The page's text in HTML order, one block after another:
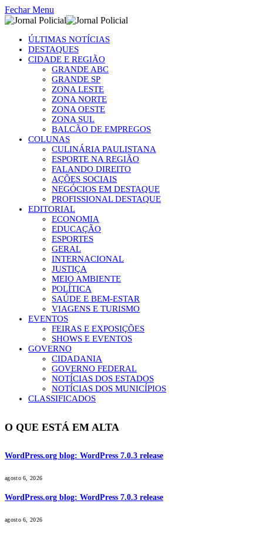
Fechar Menu
ÚLTIMAS NOTÍCIAS
DESTAQUES
CIDADE E REGIÃO
GRANDE ABC
GRANDE SP
ZONA LESTE
ZONA NORTE
ZONA OESTE
ZONA SUL
BALCÃO DE EMPREGOS
COLUNAS
CULINÁRIA PAULISTANA
ESPORTE NA REGIÃO
FALANDO DIREITO
AÇÕES SOCIAIS
NEGÓCIOS EM DESTAQUE
PROFISSIONAL DESTAQUE
EDITORIAL
ECONOMIA
EDUCAÇÃO
ESPORTES
GERAL
INTERNACIONAL
JUSTIÇA
MEIO AMBIENTE
POLÍTICA
SAÚDE E BEM-ESTAR
VIAGENS E TURISMO
EVENTOS
FEIRAS E EXPOSIÇÕES
SHOWS E EVENTOS
GOVERNO
CIDADANIA
GOVERNO FEDERAL
NOTÍCIAS DOS ESTADOS
NOTÍCIAS DOS MUNICÍPIOS
CLASSIFICADOS
O QUE ESTÁ EM ALTA
WordPress.org blog: WordPress 7.0.3 release
agosto 6, 2026
WordPress.org blog: WordPress 7.0.3 release
agosto 6, 2026